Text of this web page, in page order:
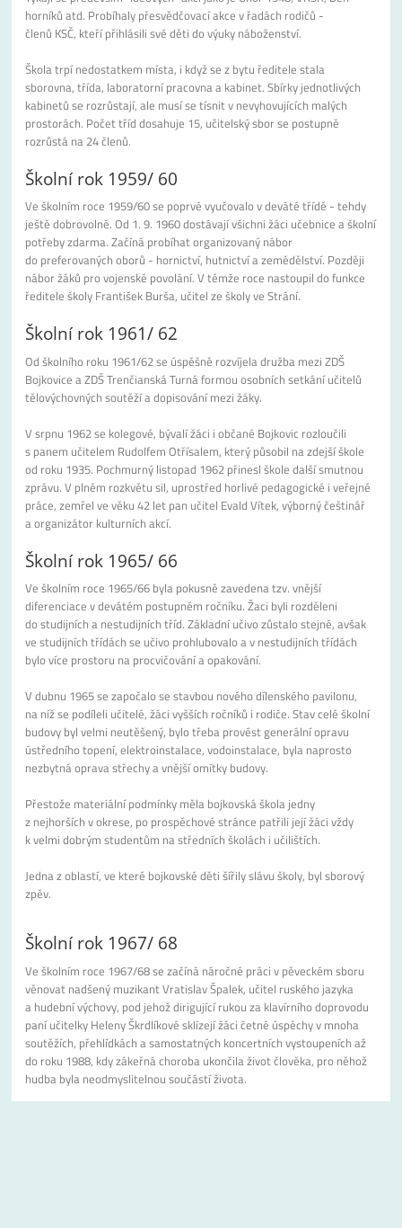
horníků atd. Probíhaly přesvědčovací akce v řadách rodičů -
členů KSČ, kteří přihlásili své děti do výuky náboženství.
Škola trpí nedostatkem místa, i když se z bytu ředitele stala
sborovna, třída, laboratorní pracovna a kabinet. Sbírky jednotlivých
kabinetů se rozrůstají, ale musí se tísnit v nevyhovujících malých
prostorách. Počet tříd dosahuje 15, učitelský sbor se postupně
rozrůstá na 24 členů.
Školní rok 1959/ 60
Ve školním roce 1959/60 se poprvé vyučovalo v deváté třídě - tehdy
ještě dobrovolně. Od 1. 9. 1960 dostávají všichni žáci učebnice a školní
potřeby zdarma. Začíná probíhat organizovaný nábor
do preferovaných oborů - hornictví, hutnictví a zemědělství. Později
nábor žáků pro vojenské povolání. V témže roce nastoupil do funkce
ředitele školy František Burša, učitel ze školy ve Strání.
Školní rok 1961/ 62
Od školního roku 1961/62 se úspěšně rozvíjela družba mezi ZDŠ
Bojkovice a ZDŠ Trenčianská Turná formou osobních setkání učitelů
tělovýchovných soutěží a dopisování mezi žáky.
V srpnu 1962 se kolegové, bývalí žáci i občané Bojkovic rozloučili
s panem učitelem Rudolfem Otřísalem, který působil na zdejší škole
od roku 1935. Pochmurný listopad 1962 přinesl škole další smutnou
zprávu. V plném rozkvětu sil, uprostřed horlivé pedagogické i veřejné
práce, zemřel ve věku 42 let pan učitel Evald Vítek, výborný češtinář
a organizátor kulturních akcí.
Školní rok 1965/ 66
Ve školním roce 1965/66 byla pokusně zavedena tzv. vnější
diferenciace v devátém postupném ročníku. Žaci byli rozděleni
do studijních a nestudijních tříd. Základní učivo zůstalo stejné, avšak
ve studijních třídách se učivo prohlubovalo a v nestudijních třídách
bylo více prostoru na procvičování a opakování.
V dubnu 1965 se započalo se stavbou nového dílenského pavilonu,
na níž se podíleli učitelé, žáci vyšších ročníků i rodiče. Stav celé školní
budovy byl velmi neutěšený, bylo třeba provést generální opravu
ústředního topení, elektroinstalace, vodoinstalace, byla naprosto
nezbytná oprava střechy a vnější omítky budovy.
Přestože materiální podmínky měla bojkovská škola jedny
z nejhorších v okrese, po prospěchové stránce patřili její žáci vždy
k velmi dobrým studentům na středních školách i učilištích.
Jedna z oblastí, ve které bojkovské děti šířily slávu školy, byl sborový
zpěv.
Školní rok 1967/ 68
Ve školním roce 1967/68 se začíná náročné práci v pěveckém sboru
věnovat nadšený muzikant Vratislav Špalek, učitel ruského jazyka
a hudební výchovy, pod jehož dirigující rukou za klavírního doprovodu
paní učitelky Heleny Škrdlíkové sklízejí žáci četné úspěchy v mnoha
soutěžích, přehlídkách a samostatných koncertních vystoupeních až
do roku 1988, kdy zákeřná choroba ukončila život člověka, pro něhož
hudba byla neodmyslitelnou součástí života.